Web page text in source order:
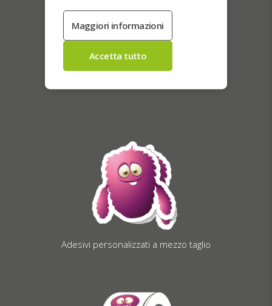
Adesivi personalizzati a mezzo taglio